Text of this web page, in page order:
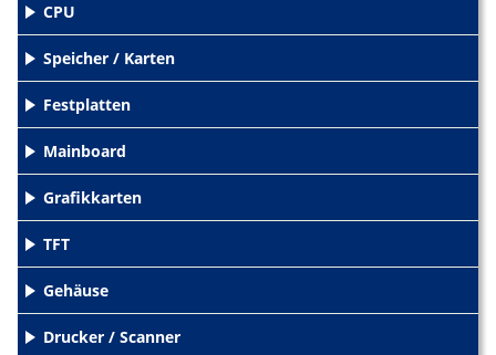
+CPU
+Speicher / Karten
Festplatten
Mainboard
+Grafikkarten
TFT
+Gehäuse
Drucker / Scanner